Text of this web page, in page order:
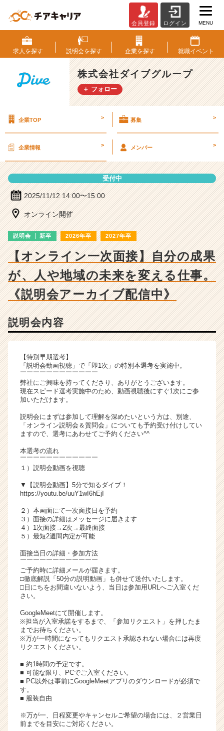
式
会
社
ダ
イ
ブ
プ
明
会
詳
細
チ
ー・
成
長
企
業
ス
カ
ト
が
届
く
活
サ
イ
チ
ア
ャ
ア
（C
h
e
C
a
e
会員登録 ログイン MENU
求人を探す 説明会を探す 企業を探す 就職イベント
株式会社ダイブグループ
＋ フォロー
企業TOP > 募集 >
企業情報 > メンバー >
受付中
2025/11/12 14:00〜15:00
オンライン開催
説明会 新卒 2026年卒 2027年卒
【オンライン一次面接】自分の成果
が、人や地域の未来を変える仕事。
《説明会アーカイブ配信中》
説明会内容
【特別早期選考】
「説明会動画視聴」で「即1次」の特別本選考を実施中。
￣￣￣￣￣￣￣￣￣￣￣￣
弊社にご興味を持ってくださり、ありがとうございます。
現在スピード選考実施中のため、動画視聴後にすぐ1次にご参
加いただけます。
説明会にまずは参加して理解を深めたいという方は、別途、
「オンライン説明会＆質問会」についても予約受け付けしてい
ますので、選考にあわせてご予約ください^^
本選考の流れ
￣￣￣￣￣￣￣￣￣￣￣￣
１）説明会動画を視聴
▼【説明会動画】5分で知るダイブ！
https://youtu.be/uuY1wI6hEjI
２）本画面にて一次面接日を予約
３）面接の詳細はメッセージに届きます
４）1次面接→2次→最終面接
５）最短2週間内定が可能
面接当日の詳細・参加方法
￣￣￣￣￣￣￣￣￣￣￣￣
ご予約時に詳細メールが届きます。
□徹底解説「50分の説明動画」も併せて送付いたします。
□日にちをお間違いないよう、当日は参加用URLへご入室くだ
さい。
GoogleMeetにて開催します。
※担当が入室承諾をするまで、「参加リクエスト」を押したま
までお待ちください。
※万が一時間になってもリクエスト承認されない場合には再度
リクエストください。
■ 約1時間の予定です。
■ 可能な限り、PCでご入室ください。
■ PC以外は事前にGoogleMeetアプリのダウンロードが必須で
す。
■ 服装自由
※万が一、日程変更やキャンセルご希望の場合には、２営業日
前までを目安にご対応ください。